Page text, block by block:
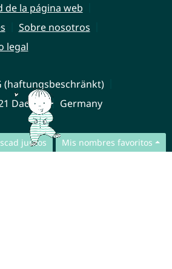
juntos Mis nombres favoritos
de la página web
Sobre nosotros
legal
(haftungsbeschränkt)
Dachau Germany